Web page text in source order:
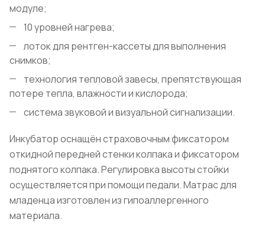
модуле;
10 уровней нагрева;
лоток для рентген-кассеты для выполнения
снимков;
технология тепловой завесы, препятствующая
потере тепла, влажности и кислорода;
система звуковой и визуальной сигнализации.
Инкубатор оснащён страховочным фиксатором
откидной передней стенки колпака и фиксатором
поднятого колпака. Регулировка высоты стойки
осуществляется при помощи педали. Матрас для
младенца изготовлен из гипоаллергенного
материала.